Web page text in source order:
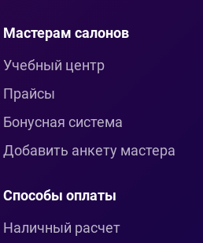
Мастерам салонов
Учебный центр
Прайсы
Бонусная система
Добавить анкету мастера
Способы оплаты
Наличный расчет